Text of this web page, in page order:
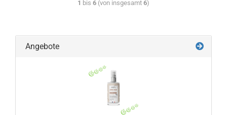
1 bis 6 (von insgesamt 6)
Angebote